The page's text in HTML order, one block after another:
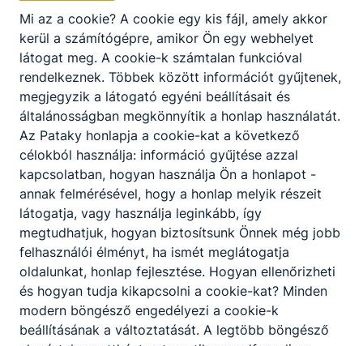
A 2025/26 tanév legjobb pillanatai
Rövid videós válogatás iskolánk életéből
Mi az a cookie? A cookie egy kis fájl, amely akkor
kerül a számítógépre, amikor Ön egy webhelyet
látogat meg. A cookie-k számtalan funkcióval
rendelkeznek. Többek között információt gyűjtenek,
megjegyzik a látogató egyéni beállításait és
általánosságban megkönnyítik a honlap használatát.
Az Pataky honlapja a cookie-kat a következő
célokból használja: információ gyűjtése azzal
kapcsolatban, hogyan használja Ön a honlapot -
annak felmérésével, hogy a honlap melyik részeit
látogatja, vagy használja leginkább, így
megtudhatjuk, hogyan biztosítsunk Önnek még jobb
felhasználói élményt, ha ismét meglátogatja
oldalunkat, honlap fejlesztése. Hogyan ellenőrizheti
és hogyan tudja kikapcsolni a cookie-kat? Minden
modern böngésző engedélyezi a cookie-k
beállításának a változtatását. A legtöbb böngésző